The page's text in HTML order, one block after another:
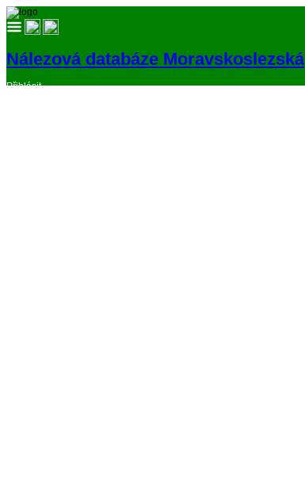
Nálezová databáze Moravskoslezská
Přihlásit